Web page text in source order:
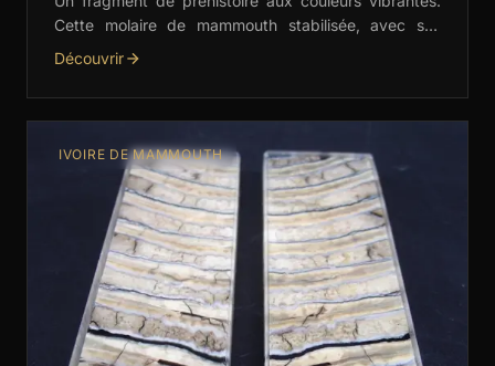
Cette molaire de mammouth stabilisée, avec ses
nuances de vert, rouge et orange, est idéale pour les
Découvrir
IVOIRE DE MAMMOUTH